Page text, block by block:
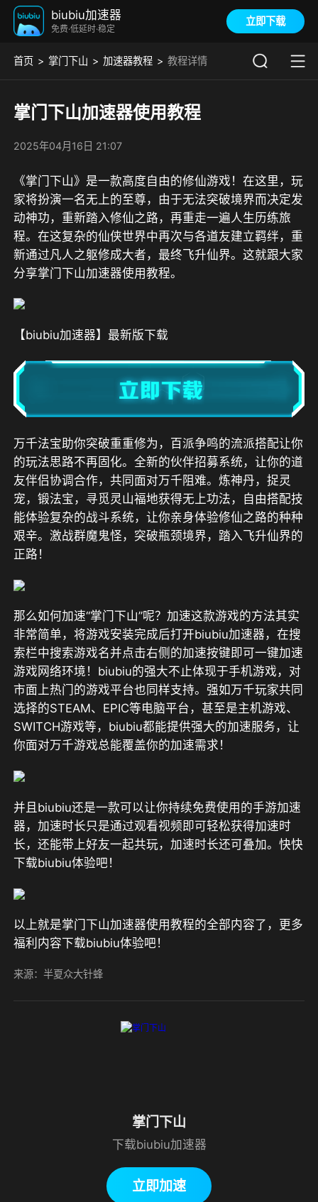
biubiu加速器
免费·低延时·稳定
立即下载
首页 掌门下山 加速器教程 教程详情
掌门下山加速器使用教程
2025年04月16日 21:07
《掌门下山》是一款高度自由的修仙游戏！在这里，玩
家将扮演一名无上的至尊，由于无法突破境界而决定发
动神功，重新踏入修仙之路，再重走一遍人生历练旅
程。在这复杂的仙侠世界中再次与各道友建立羁绊，重
新通过凡人之躯修成大者，最终飞升仙界。这就跟大家
分享掌门下山加速器使用教程。
【biubiu加速器】最新版下载
万千法宝助你突破重重修为，百派争鸣的流派搭配让你
的玩法思路不再固化。全新的伙伴招募系统，让你的道
友伴侣协调合作，共同面对万千阻难。炼神丹，捉灵
宠，锻法宝，寻觅灵山福地获得无上功法，自由搭配技
能体验复杂的战斗系统，让你亲身体验修仙之路的种种
艰辛。激战群魔鬼怪，突破瓶颈境界，踏入飞升仙界的
正路！
那么如何加速“掌门下山”呢？加速这款游戏的方法其实
非常简单，将游戏安装完成后打开biubiu加速器，在搜
索栏中搜索游戏名并点击右侧的加速按键即可一键加速
游戏网络环境！biubiu的强大不止体现于手机游戏，对
市面上热门的游戏平台也同样支持。强如万千玩家共同
选择的STEAM、EPIC等电脑平台，甚至是主机游戏、
SWITCH游戏等，biubiu都能提供强大的加速服务，让
你面对万千游戏总能覆盖你的加速需求！
并且biubiu还是一款可以让你持续免费使用的手游加速
器，加速时长只是通过观看视频即可轻松获得加速时
长，还能带上好友一起共玩，加速时长还可叠加。快快
下载biubiu体验吧！
以上就是掌门下山加速器使用教程的全部内容了，更多
福利内容下载biubiu体验吧！
来源：半夏众大针蜂
掌门下山
下载biubiu加速器
立即加速